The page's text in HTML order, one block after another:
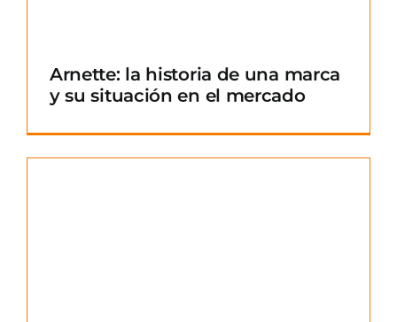
Arnette: la historia de una marca
y su situación en el mercado